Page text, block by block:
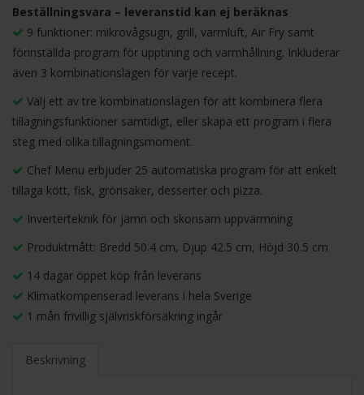
Beställningsvara – leveranstid kan ej beräknas
9 funktioner: mikrovågsugn, grill, varmluft, Air Fry samt
förinställda program för upptining och varmhållning. Inkluderar
även 3 kombinationslägen för varje recept.
Välj ett av tre kombinationslägen för att kombinera flera
tillagningsfunktioner samtidigt, eller skapa ett program i flera
steg med olika tillagningsmoment.
Chef Menu erbjuder 25 automatiska program för att enkelt
tillaga kött, fisk, grönsaker, desserter och pizza.
Inverterteknik för jämn och skonsam uppvärmning
Produktmått: Bredd 50.4 cm, Djup 42.5 cm, Höjd 30.5 cm
14 dagar öppet köp från leverans
Klimatkompenserad leverans i hela Sverige
1 mån frivillig självriskförsäkring ingår
Beskrivning